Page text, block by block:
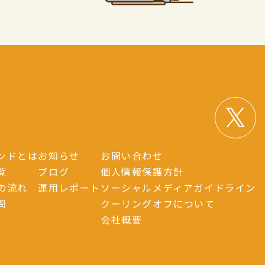
ドとは
流れ
お知らせ
ブログ
運用レポート
お問い合わせ
個人情報保護方針
ソーシャルメディアガイドライン
クーリングオフについて
会社概要